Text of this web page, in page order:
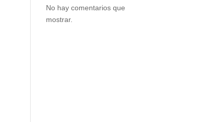
No hay comentarios que
mostrar.